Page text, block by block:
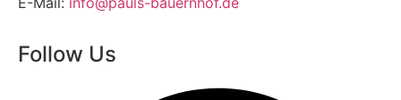
Follow Us